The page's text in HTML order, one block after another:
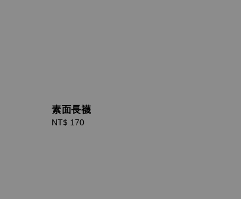
素面長襪
Regular
NT$ 170